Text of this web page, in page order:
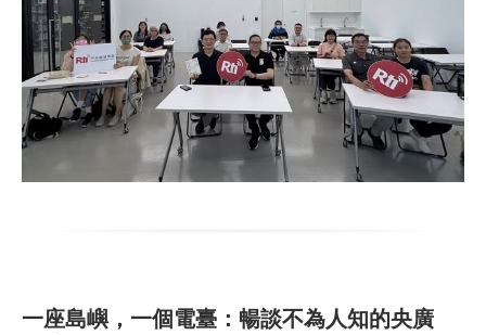
一座島嶼，一個電臺：暢談不為人知的央廣